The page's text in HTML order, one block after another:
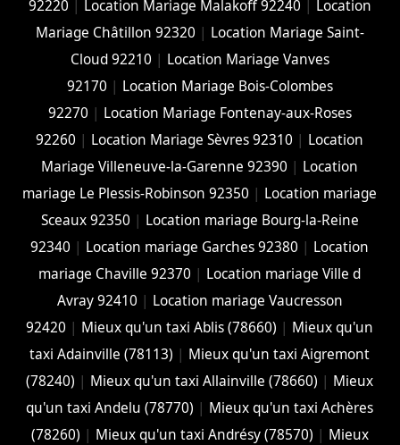
92220 | Location Mariage Malakoff 92240 | Location
Mariage Châtillon 92320 | Location Mariage Saint-
Cloud 92210 | Location Mariage Vanves
92170 | Location Mariage Bois-Colombes
92270 | Location Mariage Fontenay-aux-Roses
92260 | Location Mariage Sèvres 92310 | Location
Mariage Villeneuve-la-Garenne 92390 | Location
mariage Le Plessis-Robinson 92350 | Location mariage
Sceaux 92350 | Location mariage Bourg-la-Reine
92340 | Location mariage Garches 92380 | Location
mariage Chaville 92370 | Location mariage Ville d
Avray 92410 | Location mariage Vaucresson
92420 | Mieux qu'un taxi Ablis (78660) | Mieux qu'un
taxi Adainville (78113) | Mieux qu'un taxi Aigremont
(78240) | Mieux qu'un taxi Allainville (78660) | Mieux
qu'un taxi Andelu (78770) | Mieux qu'un taxi Achères
(78260) | Mieux qu'un taxi Andrésy (78570) | Mieux